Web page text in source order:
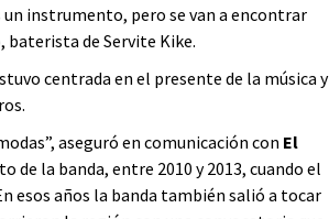
un instrumento, pero se van a encontrar
baterista de Servite Kike.
centrada en el presente de la música y
aseguró en comunicación con El
de la banda, entre 2010 y 2013, cuando el
esos años la banda también salió a tocar